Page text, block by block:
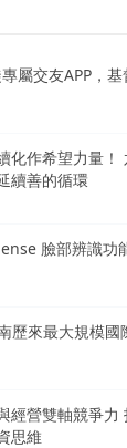
屬交友APP，
化作希望力量！
續善的循環
臉部辨識功
歷來最大規模國
經營雙軸競爭力
思維